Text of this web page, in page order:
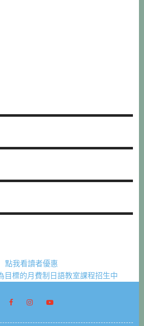
點我看讀者優惠
目標的月費制日語教室課程招生中